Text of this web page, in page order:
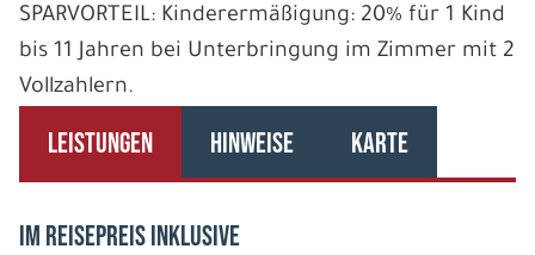
SPARVORTEIL: Kinderermäßigung: 20% für 1 Kind
bis 11 Jahren bei Unterbringung im Zimmer mit 2
Vollzahlern.
LEISTUNGEN HINWEISE KARTE
IM REISEPREIS INKLUSIVE